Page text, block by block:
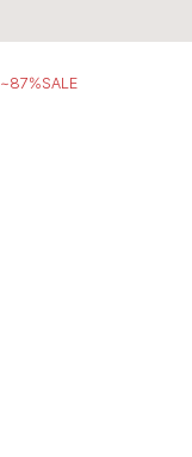
~87%SALE